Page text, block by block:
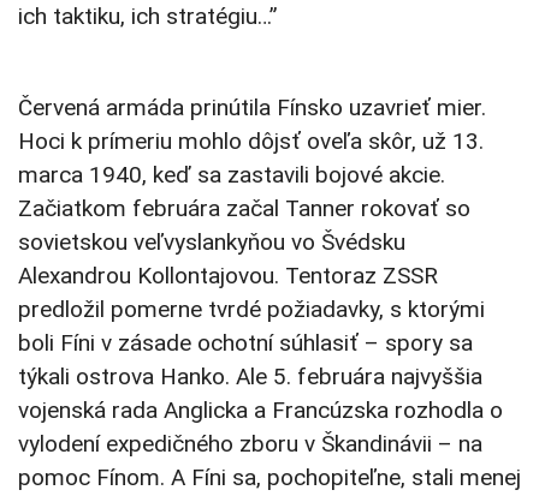
ich taktiku, ich stratégiu…”
Červená armáda prinútila Fínsko uzavrieť mier.
Hoci k prímeriu mohlo dôjsť oveľa skôr, už 13.
marca 1940, keď sa zastavili bojové akcie.
Začiatkom februára začal Tanner rokovať so
sovietskou veľvyslankyňou vo Švédsku
Alexandrou Kollontajovou. Tentoraz ZSSR
predložil pomerne tvrdé požiadavky, s ktorými
boli Fíni v zásade ochotní súhlasiť – spory sa
týkali ostrova Hanko. Ale 5. februára najvyššia
vojenská rada Anglicka a Francúzska rozhodla o
vylodení expedičného zboru v Škandinávii – na
pomoc Fínom. A Fíni sa, pochopiteľne, stali menej